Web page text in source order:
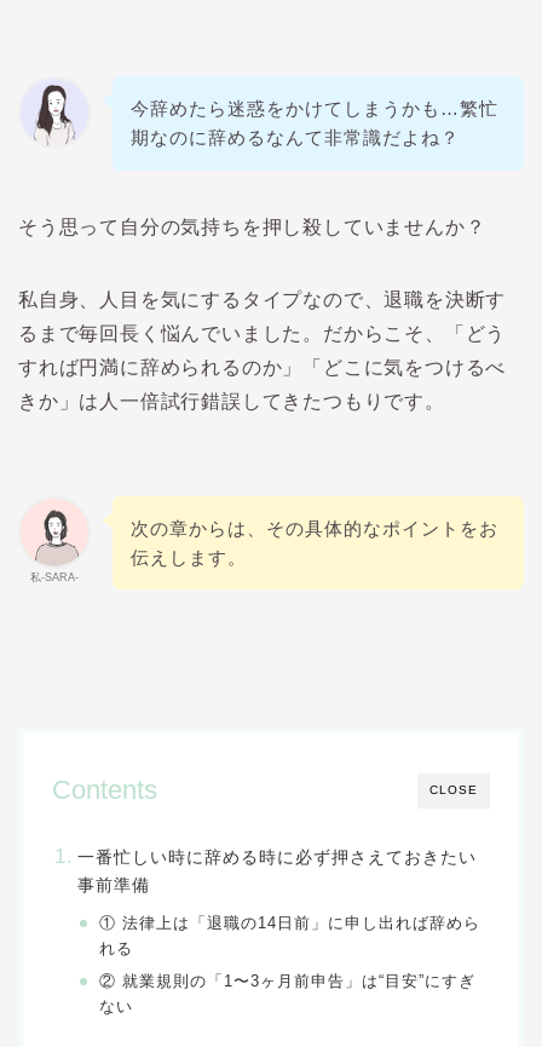
今辞めたら迷惑をかけてしまうかも…繁忙
期なのに辞めるなんて非常識だよね？
そう思って自分の気持ちを押し殺していませんか？
私自身、人目を気にするタイプなので、退職を決断す
るまで毎回長く悩んでいました。だからこそ、「どう
すれば円満に辞められるのか」「どこに気をつけるべ
きか」は人一倍試行錯誤してきたつもりです。
私-SARA-
次の章からは、その具体的なポイントをお
伝えします。
CLOSE
Contents
一番忙しい時に辞める時に必ず押さえておきたい
事前準備
① 法律上は「退職の14日前」に申し出れば辞めら
れる
② 就業規則の「1〜3ヶ月前申告」は“目安”にすぎ
ない